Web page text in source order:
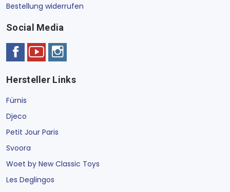
Bestellung widerrufen
Social Media
Hersteller Links
Fürnis
Djeco
Petit Jour Paris
Svoora
Woet by New Classic Toys
Les Deglingos